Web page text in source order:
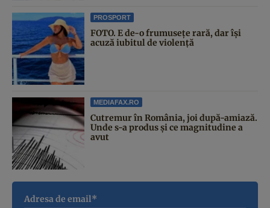
PROSPORT
FOTO. E de-o frumusețe rară, dar își
acuză iubitul de violență
MEDIAFAX.RO
Cutremur în România, joi după-amiază.
Unde s-a produs și ce magnitudine a
avut
Adresa de email*